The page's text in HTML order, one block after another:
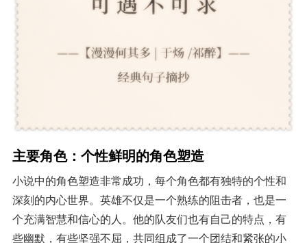
主要角色：个性鲜明的角色塑造
小说中的角色塑造非常成功，每个角色都有独特的个性和
深刻的内心世界。英雄不仅是一个熟练的阻击者，也是一
个充满智慧和信心的人。他的队友们也有自己的特点，有
些幽默，有些坚强不屈，共同组成了一个团结和紧张的小